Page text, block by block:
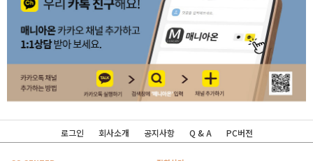
로그인 회사소개 공지사항 Q & A PC버전